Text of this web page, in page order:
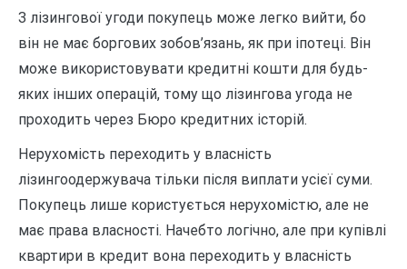
З лізингової угоди покупець може легко вийти, бо
він не має боргових зобов’язань, як при іпотеці. Він
може використовувати кредитні кошти для будь-
яких інших операцій, тому що лізингова угода не
проходить через Бюро кредитних історій.
Нерухомість переходить у власність
лізингоодержувача тільки після виплати усієї суми.
Покупець лише користується нерухомістю, але не
має права власності. Начебто логічно, але при купівлі
квартири в кредит вона переходить у власність